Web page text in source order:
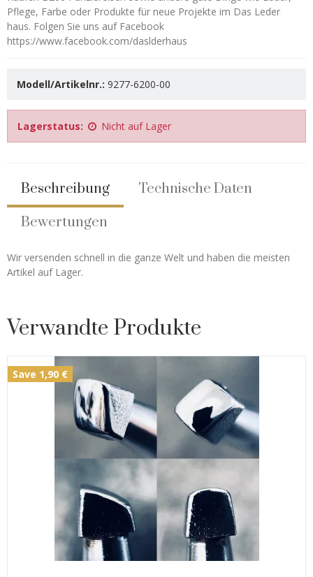
Pflege, Farbe oder Produkte für neue Projekte im Das Leder
haus. Folgen Sie uns auf Facebook
https://www.facebook.com/daslderhaus
Modell/Artikelnr.: 9277-6200-00
Lagerstatus: Nicht auf Lager
Beschreibung
Technische Daten
Bewertungen
Wir versenden schnell in die ganze Welt und haben die meisten
Artikel auf Lager.
Verwandte Produkte
Save 1,90 €